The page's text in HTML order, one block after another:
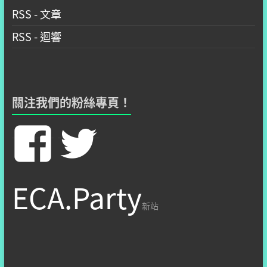
RSS - 文章
RSS - 迴響
關注我們的粉絲專頁！
在
Facebook
看
Twitter
看
ECA.Party新站